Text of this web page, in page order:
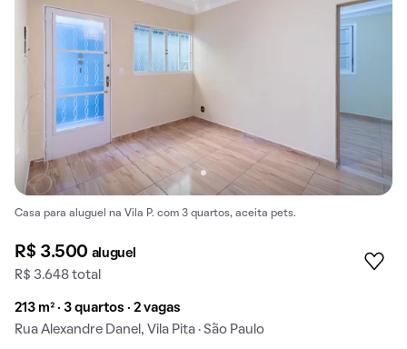
Casa para aluguel na Vila P. com 3 quartos, aceita pets.
R$ 3.500 aluguel
R$ 3.648 total
213 m² · 3 quartos · 2 vagas
Rua Alexandre Danel, Vila Pita · São Paulo